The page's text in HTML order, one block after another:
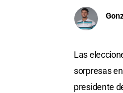
Las
sorpresas
presidente